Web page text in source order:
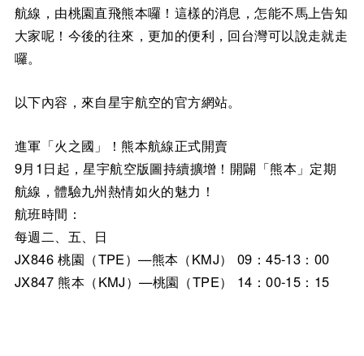
航線，由桃園直飛熊本囉！這樣的消息，怎能不馬上告知
大家呢！今後的往來，更加的便利，回台灣可以說走就走
囉。
以下內容，來自星宇航空的官方網站。
進軍「火之國」！熊本航線正式開賣
9月1日起，星宇航空版圖持續擴增！開闢「熊本」定期
航線，體驗九州熱情如火的魅力！
航班時間：
每週二、五、日
JX846 桃園（TPE）—熊本（KMJ） 09：45-13：00
JX847 熊本（KMJ）—桃園（TPE） 14：00-15：15